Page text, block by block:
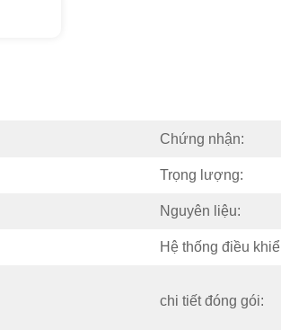
Chứng nhận:
Trọng lượng:
Nguyên liệu:
Hệ thống điều
chi tiết đóng gói: